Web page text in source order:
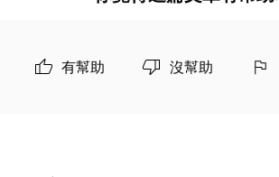
有幫助 沒幫助